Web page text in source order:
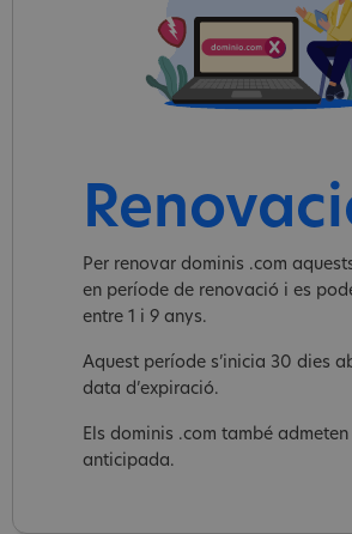
Per renovar dominis .com
en període de renovació i es
entre 1 i 9 anys.
Aquest període s’inicia 30 dies
data d’expiració.
Els dominis .com també
anticipada.